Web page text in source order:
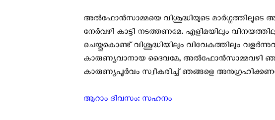
അല്‍ഫോന്‍സാമ്മയെ വിശുദ്ധിയുടെ മാര്‍ഗ്ഗത്തിലൂടെ
നേര്‍വഴി കാട്ടി നടത്തണമേ. എളിമയിലും
ചെയ്തുകൊണ്ട് വിശുദ്ധിയിലും വിവേകത്തിലും
കാരുണ്യവാനായ ദൈവമേ, അല്‍ഫോന്‍സാമ്മവഴി
കാരുണ്യപൂര്‍വം സ്വീകരിച്ച് ഞങ്ങളെ
ആറാം ദിവസം: സഹനം